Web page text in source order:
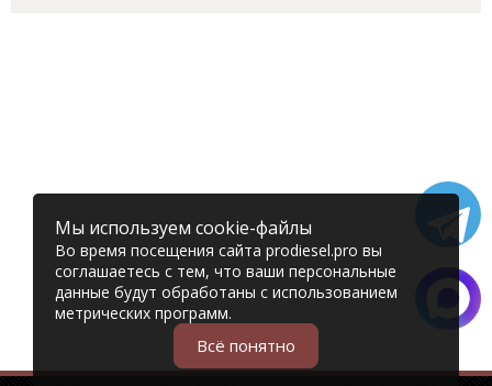
Мы используем cookie-файлы
Во время посещения сайта prodiesel.pro вы
соглашаетесь с тем, что ваши персональные
данные будут обработаны с использованием
метрических программ.
Всё понятно